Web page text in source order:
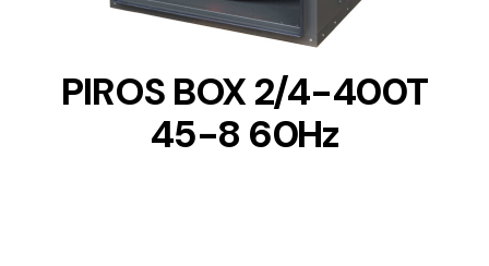
PIROS BOX 2/4-400T
45-8 60Hz